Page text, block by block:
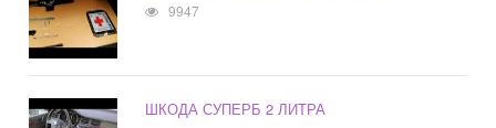
9947
ШКОДА СУПЕРБ 2 ЛИТРА